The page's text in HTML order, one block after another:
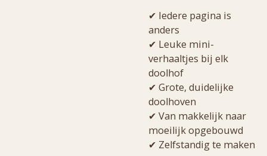
✔ Iedere pagina is
anders
✔ Leuke mini-
verhaaltjes bij elk
doolhof
✔ Grote, duidelijke
doolhoven
✔ Van makkelijk naar
moeilijk opgebouwd
✔ Zelfstandig te maken